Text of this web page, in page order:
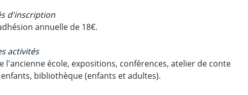
d'inscription
annuelle de 18€.
activités
l'ancienne école, expositions, conférences, atelier de conte
bibliothèque (enfants et adultes).